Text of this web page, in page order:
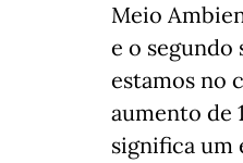
Meio
e o
estamos no
aumento de
significa um